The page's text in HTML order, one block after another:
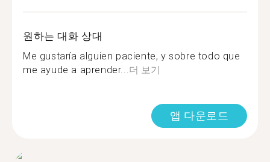
원하는 대화 상대
Me gustaría alguien paciente, y sobre todo que
me ayude a aprender...더 보기
앱 다운로드